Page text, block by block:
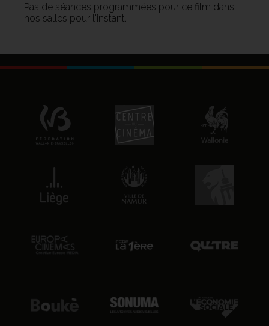
Pas de séances programmées pour ce film dans
nos salles pour l'instant.